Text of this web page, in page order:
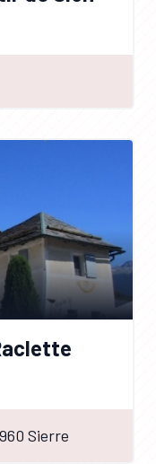
Sierre